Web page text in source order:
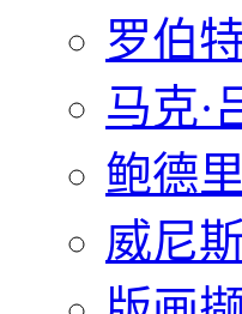
罗伯
马克·
鲍德
威尼